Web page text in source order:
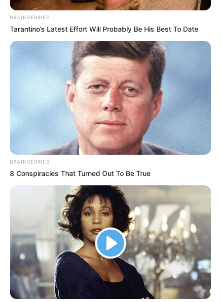
BRAINBERRIES
Tarantino’s Latest Effort Will Probably Be His Best To Date
BRAINBERRIES
8 Conspiracies That Turned Out To Be True